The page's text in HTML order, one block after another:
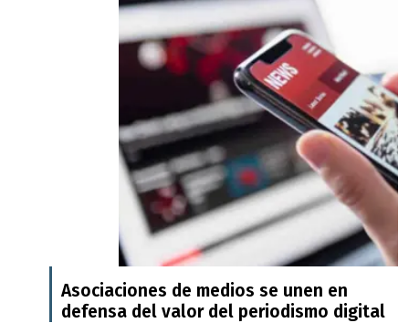
Asociaciones de medios se unen en
defensa del valor del periodismo digital